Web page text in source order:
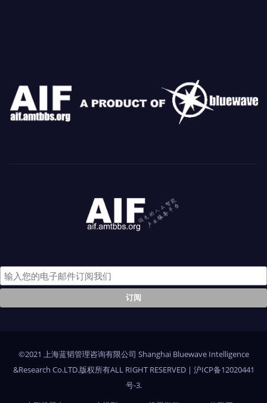
©2021 上海蓝韬管理咨询有限公司 Shanghai Bluewave Intelligence
&Research Co.LTD.版权所有ALL RIGHT RESERVED | 沪ICP备12020441
号-3.